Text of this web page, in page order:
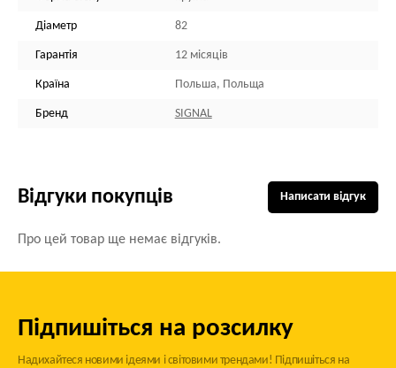
Діаметр 82
Гарантія 12 місяців
Країна Польша, Польща
Бренд SIGNAL
Відгуки покупців
Про цей товар ще немає відгуків.
Написати відгук
Підпишіться на розсилку
Надихайтеся новими ідеями і світовими трендами! Підпишіться на